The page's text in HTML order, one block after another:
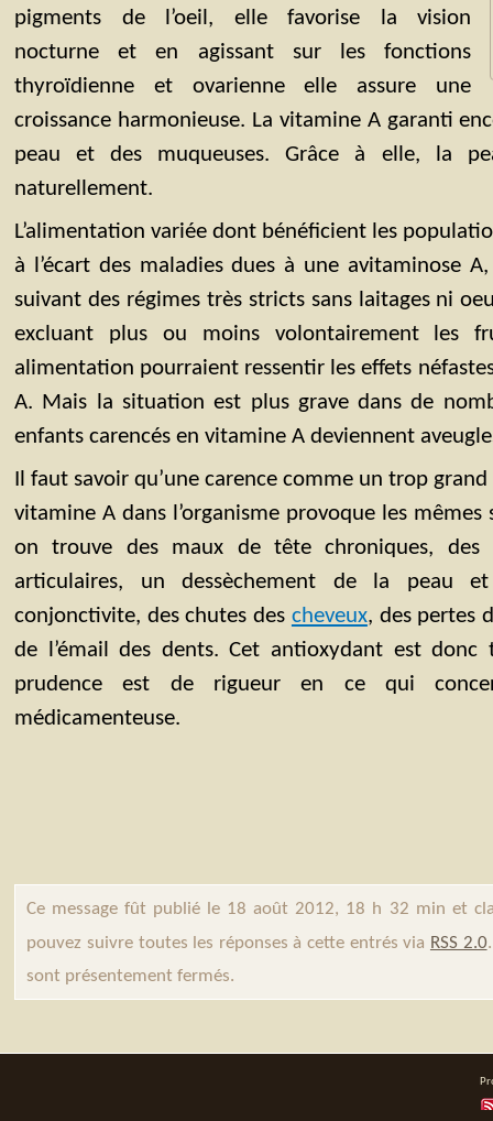
pigments de l’oeil, elle favorise la vision
nocturne et en agissant sur les fonctions
thyroïdienne et ovarienne elle assure une
croissance harmonieuse. La vitamine A garanti
peau et des muqueuses. Grâce à elle, la
naturellement.
L’alimentation variée dont bénéficient les
à l’écart des maladies dues à une avitaminose
suivant des régimes très stricts sans laitages ni
excluant plus ou moins volontairement les
alimentation pourraient ressentir les effets
A. Mais la situation est plus grave dans de
enfants carencés en vitamine A deviennent
Il faut savoir qu’une carence comme un trop
vitamine A dans l’organisme provoque les
on trouve des maux de tête chroniques, des
articulaires, un dessèchement de la peau
conjonctivite, des chutes des cheveux, des pertes
de l’émail des dents. Cet antioxydant est
prudence est de rigueur en ce qui
médicamenteuse.
Ce message fût publié le 18 août 2012, 18 h 32 min et
pouvez suivre toutes les réponses à cette entrés via RSS 2.0
sont présentement fermés.